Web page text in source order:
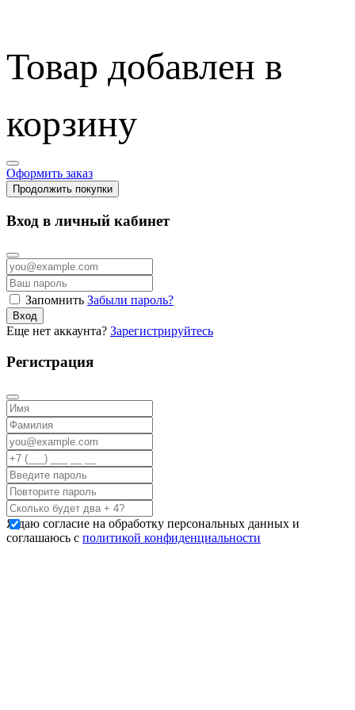
Товар добавлен в
корзину
Оформить заказ
Продолжить покупки
Вход в личный кабинет
Запомнить Забыли пароль?
Вход
Еще нет аккаунта? Зарегистрируйтесь
Регистрация
Я даю согласие на обработку персональных данных и
соглашаюсь с политикой конфиденциальности